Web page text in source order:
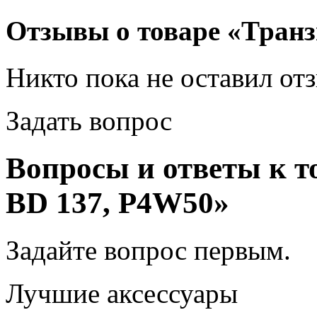
Отзывы о товаре
Никто пока не оставил
Задать вопрос
Вопросы и ответы к
BD 137, P4W50»
Задайте вопрос первым.
Лучшие аксессуары